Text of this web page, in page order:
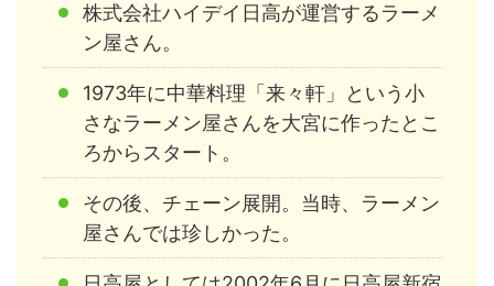
株式会社ハイデイ日高が運営するラーメ
ン屋さん。
1973年に中華料理「来々軒」という小
さなラーメン屋さんを大宮に作ったとこ
ろからスタート。
その後、チェーン展開。当時、ラーメン
屋さんでは珍しかった。